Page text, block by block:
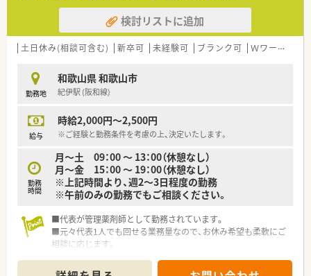
検討リストに追加
土日休み(相談可含む) 新卒可 未経験可 ブランク可 Ｗワーク可
勤務地
和歌山県 和歌山市
紀伊駅 (阪和線)
給与
時給2,000円～2,500円
※ご経験と勤務条件を考慮の上、決定いたします。
勤務
時間
月～土 09：00 ～ 13：00（休憩なし）
月～金 15：00 ～ 19：00（休憩なし）
※上記時間より、週2～3日程度の勤務
※午前のみの勤務でもご相談ください。
■代表が管理薬剤師として勤務されています。
■元々代表1人でも回せる業務量なので、お休み希望も柔軟にご
相談に応じます。
表が対応されているので、外来業務に専念いただけます。